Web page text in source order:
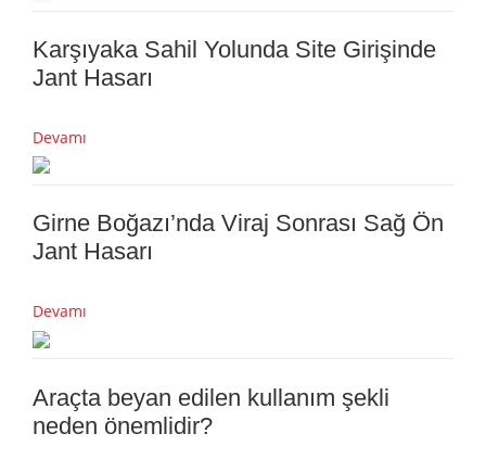
Karşıyaka Sahil Yolunda Site Girişinde
Jant Hasarı
Devamı
Girne Boğazı’nda Viraj Sonrası Sağ Ön
Jant Hasarı
Devamı
Araçta beyan edilen kullanım şekli
neden önemlidir?